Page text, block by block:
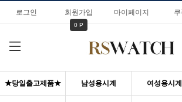
로그인 회원가입
0 P
마이페이지
★당일출고제품★ 남성용시계 여성용시계